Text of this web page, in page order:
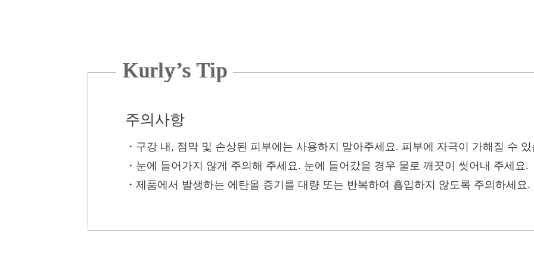
Kurly’s Tip
주의사항
・구강 내, 점막 및 손상된 피부에는 사용하지 말아주세요. 피부에 자극이 가해질 수
・눈에 들어가지 않게 주의해 주세요. 눈에 들어갔을 경우 물로 깨끗이 씻어내 주세요.
・제품에서 발생하는 에탄올 증기를 대량 또는 반복하여 흡입하지 않도록 주의하세요.